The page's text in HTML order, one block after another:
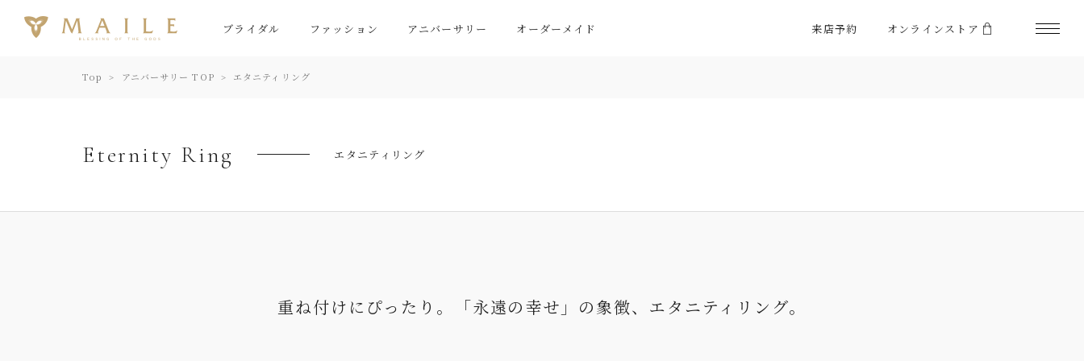
ブライダル ファッション アニバーサリー オーダーメイド 来店予約 オンラインストア
Top アニバーサリー TOP エタニティリング
Eternity Ring エタニティリング
重ね付けにぴったり。 「永遠の幸せ」の象徴、エタニティリング。